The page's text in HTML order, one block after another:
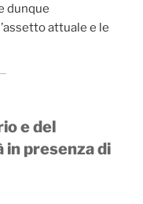
dunque
attuale e le
e del
presenza di